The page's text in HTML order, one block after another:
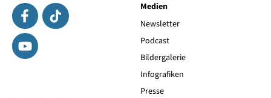
Medien
Newsletter
Podcast
Bildergalerie
Infografiken
Presse